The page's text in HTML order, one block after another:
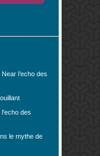
l’echo des
des
le mythe de